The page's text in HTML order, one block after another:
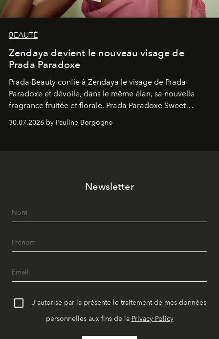
BEAUTÉ
Zendaya devient le nouveau visage de
Prada Paradoxe
Prada Beauty confie à Zendaya le visage de Prada
Paradoxe et dévoile, dans le même élan, sa nouvelle
fragrance fruitée et florale, Prada Paradoxe Sweet
Chemistry Eau de Parfum.
30.07.2026 by Pauline Borgogno
Newsletter
J'autorise par la présente le traitement de mes données
personnelles aux fins de la Privacy Policy